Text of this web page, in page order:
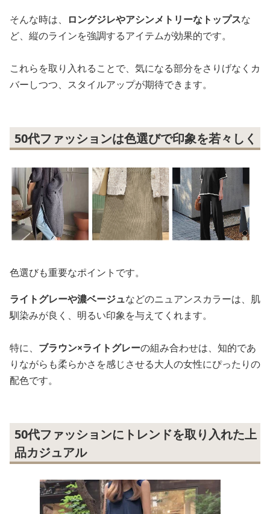
そんな時は、
ロングジレやアシンメトリーなトップスな
ど、縦のラインを強調するアイテムが効果的です。
これらを取り入れることで、気になる部分をさりげなくカ
バーしつつ、スタイルアップが期待できます。
50代ファッションは色選びで印象を若々しく
色選びも重要なポイントです。
ライトグレーや濃ベージュなどのニュアンスカラーは、肌
馴染みが良く、明るい印象を与えてくれます。
特に、 ブラウン×ライトグレーの組み合わせは、知的であ
りながらも柔らかさを感じさせる大人の女性にぴったりの
配色です。
50代ファッションにトレンドを取り入れた上
品カジュアル